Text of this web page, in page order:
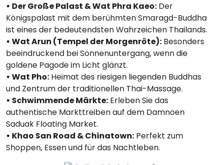
• Der Große Palast & Wat Phra Kaeo: Der
Königspalast mit dem berühmten Smaragd-Buddha
ist eines der bedeutendsten Wahrzeichen Thailands.
• Wat Arun (Tempel der Morgenröte): Besonders
beeindruckend bei Sonnenuntergang, wenn die
goldene Pagode im Licht glänzt.
• Wat Pho: Heimat des riesigen liegenden Buddhas
und Zentrum der traditionellen Thai-Massage.
• Schwimmende Märkte: Erleben Sie das
authentische Markttreiben auf dem Damnoen
Saduak Floating Market.
• Khao San Road & Chinatown: Perfekt zum
Shoppen, Essen und für das Nachtleben.